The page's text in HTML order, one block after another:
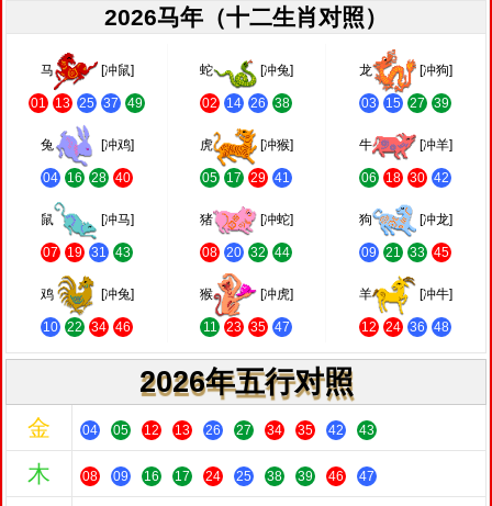
2026马年（十二生肖对照）
马 [冲鼠]
01 13 25 37 49
蛇 [冲兔]
02 14 26 38
龙 [冲狗]
03 15 27 39
兔 [冲鸡]
04 16 28 40
虎 [冲猴]
05 17 29 41
牛 [冲羊]
06 18 30 42
鼠 [冲马]
07 19 31 43
猪 [冲蛇]
08 20 32 44
狗 [冲龙]
09 21 33 45
鸡 [冲兔]
10 22 34 46
猴 [冲虎]
11 23 35 47
羊 [冲牛]
12 24 36 48
2026年五行对照
金 04 05 12 13 26 27 34 35 42 43
木 08 09 16 17 24 25 38 39 46 47